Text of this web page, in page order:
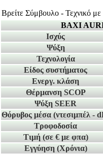
Βρείτε Σύμβουλο - Τεχνικό με
BAXI
Ισχύς
Ψύξη
Τεχνολογία
Είδος συστήματος
Ενεργ. κλάση
Θέρμανση SCOP
Ψύξη SEER
Θόρυβος μέσα (ντεσιμπέλ -
Τροφοδοσία
Τιμή (σε € με φπα)
Εγγύηση (Χρόνια)